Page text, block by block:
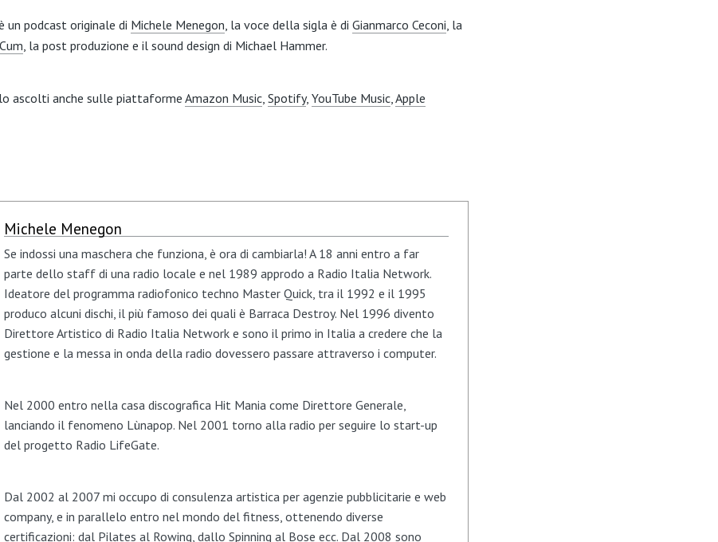
un podcast originale di Michele Menegon, la voce della sigla è di Gianmarco Ceconi, la
, la post produzione e il sound design di Michael Hammer.
ascolti anche sulle piattaforme Amazon Music, Spotify, YouTube Music,Apple
Michele Menegon
Se indossi una maschera che funziona, è ora di cambiarla! A 18 anni entro a far
parte dello staff di una radio locale e nel 1989 approdo a Radio Italia Network.
Ideatore del programma radiofonico techno Master Quick, tra il 1992 e il 1995
produco alcuni dischi, il più famoso dei quali è Barraca Destroy. Nel 1996 divento
Direttore Artistico di Radio Italia Network e sono il primo in Italia a credere che la
gestione e la messa in onda della radio dovessero passare attraverso i computer.
Nel 2000 entro nella casa discografica Hit Mania come Direttore Generale,
lanciando il fenomeno Lùnapop. Nel 2001 torno alla radio per seguire lo start-up
del progetto Radio LifeGate.
Dal 2002 al 2007 mi occupo di consulenza artistica per agenzie pubblicitarie e web
company, e in parallelo entro nel mondo del fitness, ottenendo diverse
certificazioni: dal Pilates al Rowing, dallo Spinning al Bose ecc. Dal 2008 sono